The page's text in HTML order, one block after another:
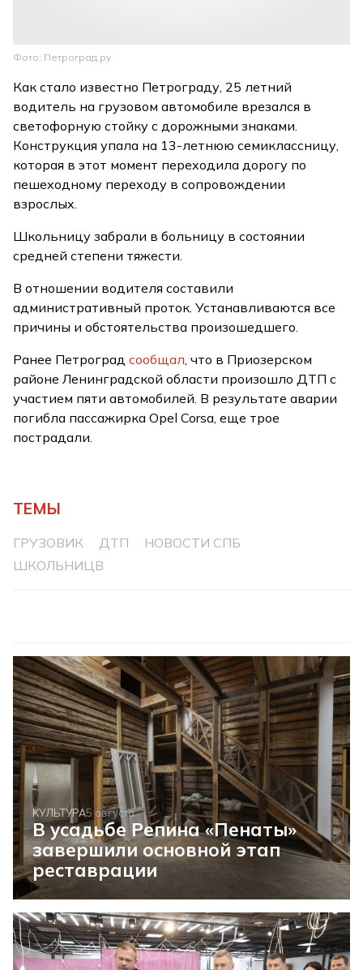
Фото: Петроград.ру
Как стало известно Петрограду, 25 летний
водитель на грузовом автомобиле врезался в
светофорную стойку с дорожными знаками.
Конструкция упала на 13-летнюю семиклассницу,
которая в этот момент переходила дорогу по
пешеходному переходу в сопровождении
взрослых.
Школьницу забрали в больницу в состоянии
средней степени тяжести.
В отношении водителя составили
административный проток. Устанавливаются все
причины и обстоятельства произошедшего.
Ранее Петроградсообщал , что в Приозерском
районе Ленинградской области произошло ДТП с
участием пяти автомобилей. В результате аварии
погибла пассажирка Opel Corsa, еще трое
пострадали.
ТЕМЫ
ГРУЗОВИК ДТП
НОВОСТИ СПБ
ШКОЛЬНИЦВ
КУЛЬТУРА5 августа
В усадьбе Репина «Пенаты»
завершили основной этап
реставрации